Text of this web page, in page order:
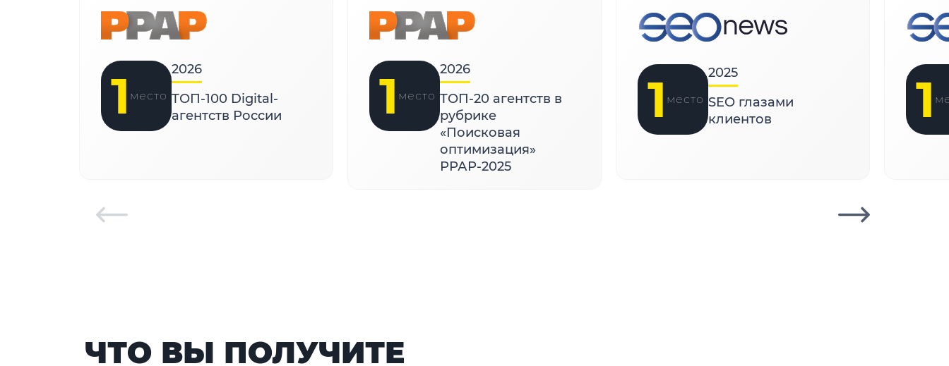
1 место
2026
ТОП-100 Digital-
агентств России
1 место
2026
ТОП-20 агентств в
рубрике
«Поисковая
оптимизация»
РРАР-2025
1 место
2025
SEO глазами
клиентов
1
ЧТО ВЫ ПОЛУЧИТЕ